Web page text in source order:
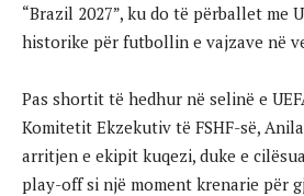
“Brazil 2027”, ku do të përballet me
historike për futbollin e vajzave në
Pas shortit të hedhur në selinë e
Komitetit Ekzekutiv të FSHF-së,
arritjen e ekipit kuqezi, duke e
play-off si një moment krenarie për